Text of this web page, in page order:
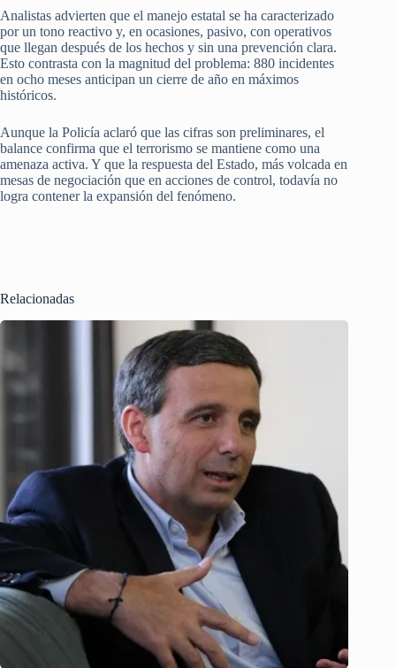
Analistas advierten que el manejo estatal se ha caracterizado
por un tono reactivo y, en ocasiones, pasivo, con operativos
que llegan después de los hechos y sin una prevención clara.
Esto contrasta con la magnitud del problema: 880 incidentes
en ocho meses anticipan un cierre de año en máximos
históricos.
Aunque la Policía aclaró que las cifras son preliminares, el
balance confirma que el terrorismo se mantiene como una
amenaza activa. Y que la respuesta del Estado, más volcada en
mesas de negociación que en acciones de control, todavía no
logra contener la expansión del fenómeno.
Relacionadas